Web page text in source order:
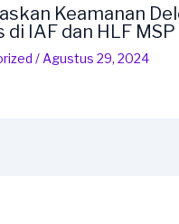
Keamanan
di IAF dan HLF
/ Agustus 29, 2024